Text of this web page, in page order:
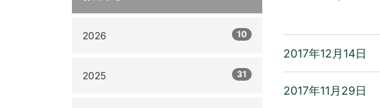
2017年12月14日
2017年11月29日
2026 10
2025 31